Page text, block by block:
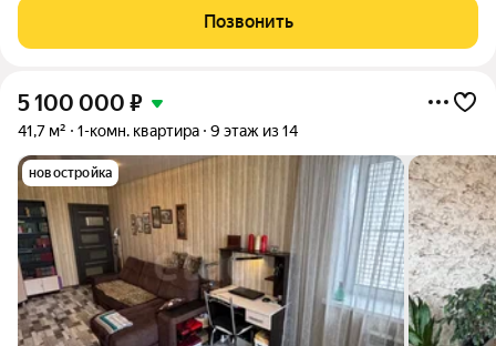
комфорт и безопасность! Закрытая охраняемая территория с
благоустроенной зоной отдыха и
Позвонить
5 100 000 ₽
41,7 м² 1-комн. квартира 9 этаж из 14
новостройка